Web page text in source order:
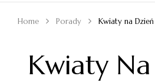
Home Porady Kwiaty na
Kwiaty